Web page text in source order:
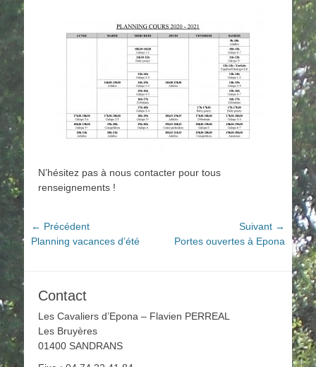
N’hésitez pas à nous contacter pour tous
renseignements !
Navigation
de
← Précédent
Article
Planning vacances d’été
Suivant →
ArticlePortes ouvertes à Epona
Contact
Les Cavaliers d’Epona – Flavien PERREAL
Les Bruyères
01400 SANDRANS